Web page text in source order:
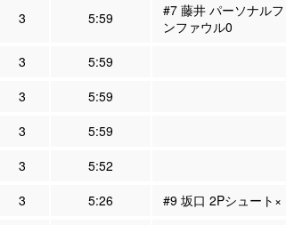
3 5:59
#7 藤井 パーソナル
ンファウル0
3
5:59
3
5:59
3
5:59
3
5:52
3
5:26
#9 坂口 2Pシュート×